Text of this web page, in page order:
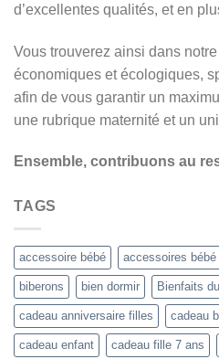
d’excellentes qualités, et en
Vous trouverez ainsi dans
économiques et écologiques,
afin de vous garantir un
une rubrique maternité et un
Ensemble, contribuons au
TAGS
accessoire bébé accessoires bébé
biberons bien dormir Bienfaits
cadeau anniversaire filles cadeau
cadeau enfant cadeau fille 7 ans